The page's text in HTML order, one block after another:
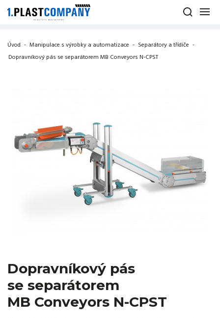
Úvod - Manipulace s výrobky a automatizace - Separátory a třídiče -
Dopravníkový pás se separátorem MB Conveyors N-CPST
Dopravníkový pás
se separátorem
MB Conveyors N-CPST